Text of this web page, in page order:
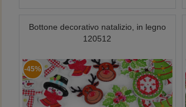
Bottone decorativo natalizio, in legno
120512
-45%